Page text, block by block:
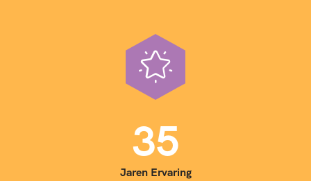
35
Jaren Ervaring